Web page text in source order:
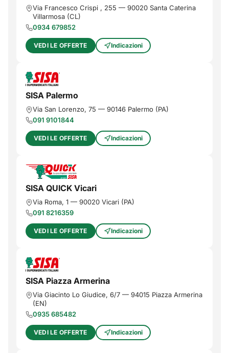
Via Francesco Crispi , 255 — 90020 Santa Caterina
Villarmosa (CL )
0934 679852
VEDI LE OFFERTE Indicazioni
SISA Palermo
Via San Lorenzo, 75 — 90146 Palermo (PA)
091 9101844
VEDI LE OFFERTE Indicazioni
SISA QUICK Vicari
Via Roma, 1 — 90020 Vicari (PA)
091 8216359
VEDI LE OFFERTE Indicazioni
SISA Piazza Armerina
Via Giacinto Lo Giudice, 6/7 — 94015 Piazza Armerina
(EN)
0935 685482
VEDI LE OFFERTE Indicazioni